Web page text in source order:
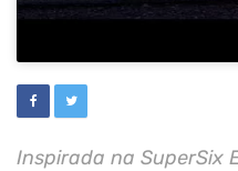
Inspirada na SuperSix